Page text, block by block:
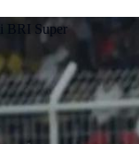
BRI Super